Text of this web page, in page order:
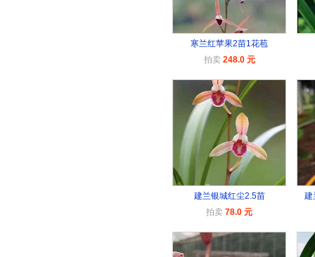
寒兰红苹果2苗1花苞
拍卖 248.0 元
建兰银城红尘2.5苗
拍卖 78.0 元
建